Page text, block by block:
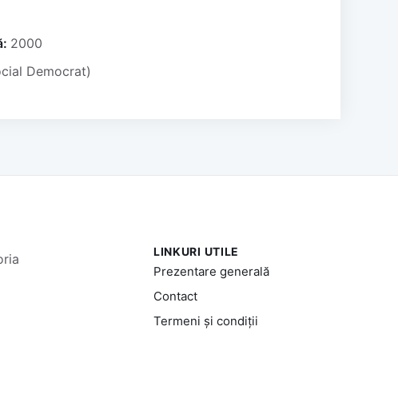
2000
Democrat)
LINKURI UTILE
Prezentare generală
Contact
Termeni și condiții